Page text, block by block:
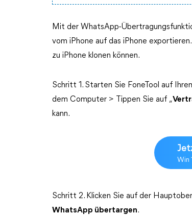
Mit der WhatsApp-
vom iPhone auf das iPhone
zu iPhone klonen können.
Schritt 1. Starten Sie FoneTool auf
dem Computer > Tippen Sie auf „
kann.
Win
Schritt 2. Klicken Sie auf der
WhatsApp übertargen.